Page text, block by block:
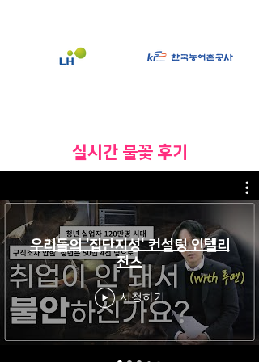
​실시간 불꽃 후기
우리들의 '집단지성' 컨설팅 인텔리
전스
시청하기